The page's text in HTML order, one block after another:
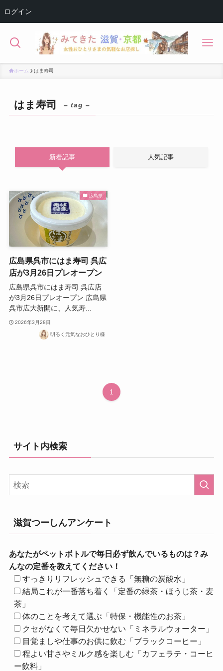
ログイン
ホーム はま寿司
はま寿司 – tag –
新着記事 人気記事
広島県
広島県呉市にはま寿司 呉広
店が3月26日プレオープン
広島県呉市にはま寿司 呉広店
が3月26日プレオープン 広島県
呉市広大新開に、人気寿...
2026年3月28日
明るく元気なおひとり様
1
サイト内検索
滋賀つーしんアンケート
あなたがペットボトルで毎日必ず飲んでいるものは？み
んなの定番を教えてください！
すっきりリフレッシュできる「無糖の炭酸水」
結局これが一番落ち着く「定番の緑茶・ほうじ茶・麦
茶」
体のことを考えて選ぶ「特保・機能性のお茶」
クセがなくて毎日欠かせない「ミネラルウォーター」
目覚ましや仕事のお供に飲む「ブラックコーヒー」
程よい甘さやミルク感を楽しむ「カフェラテ・コーヒ
ー飲料」